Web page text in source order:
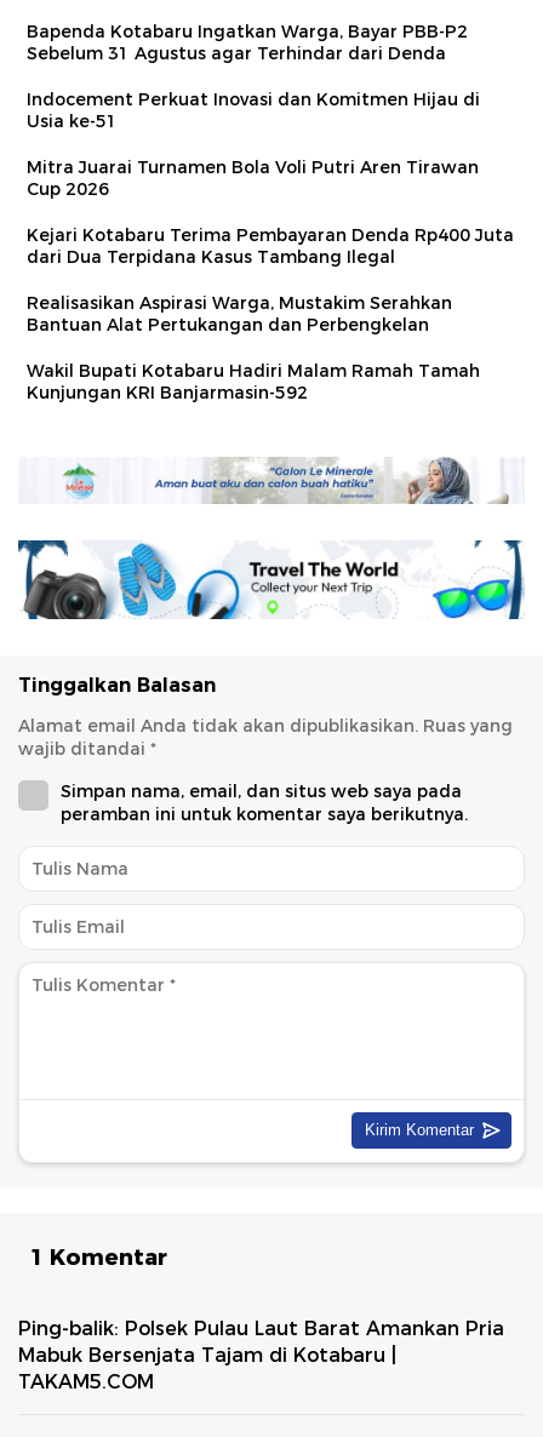
Bapenda Kotabaru Ingatkan Warga, Bayar PBB-P2
Sebelum 31 Agustus agar Terhindar dari Denda
Indocement Perkuat Inovasi dan Komitmen Hijau di
Usia ke-51
Mitra Juarai Turnamen Bola Voli Putri Aren Tirawan
Cup 2026
Kejari Kotabaru Terima Pembayaran Denda Rp400 Juta
dari Dua Terpidana Kasus Tambang Ilegal
Realisasikan Aspirasi Warga, Mustakim Serahkan
Bantuan Alat Pertukangan dan Perbengkelan
Wakil Bupati Kotabaru Hadiri Malam Ramah Tamah
Kunjungan KRI Banjarmasin-592
Tinggalkan Balasan
Alamat email Anda tidak akan dipublikasikan. Ruas yang
wajib ditandai *
Simpan nama, email, dan situs web saya pada
peramban ini untuk komentar saya berikutnya.
1 Komentar
Ping-balik: Polsek Pulau Laut Barat Amankan Pria
Mabuk Bersenjata Tajam di Kotabaru |
TAKAM5.COM